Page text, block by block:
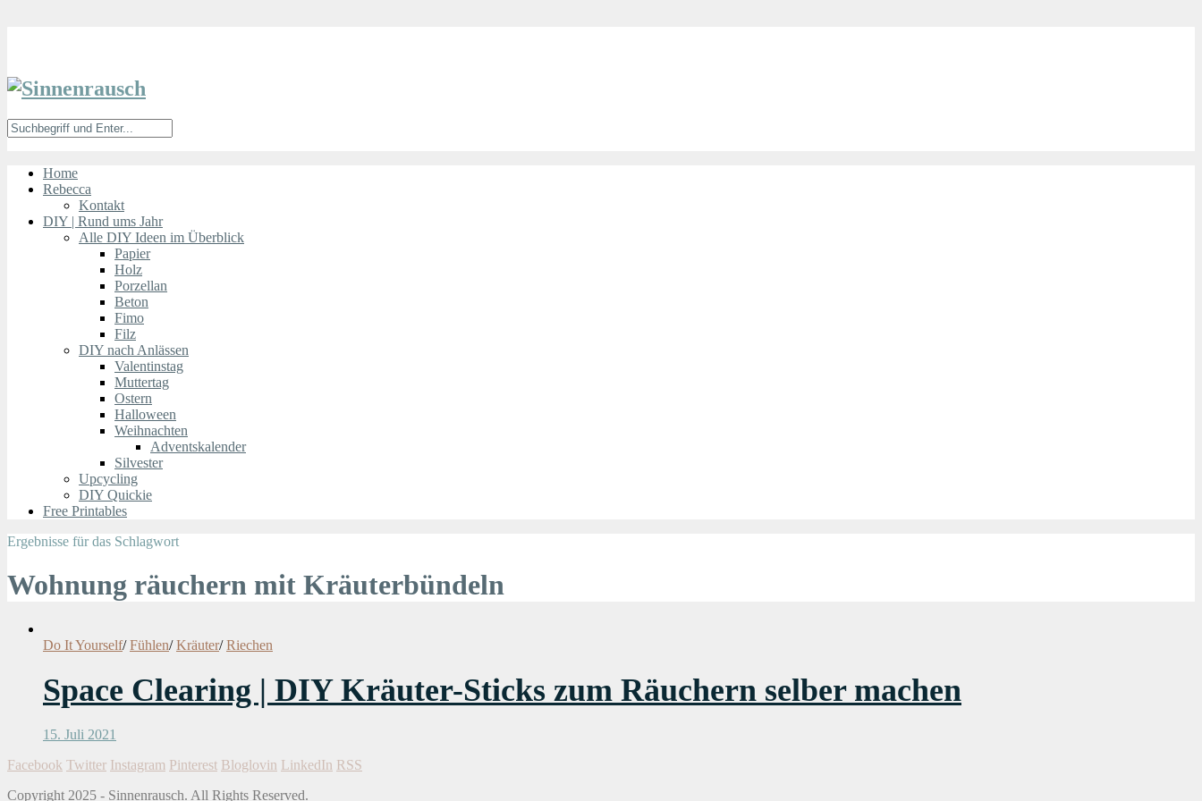
Home
Rebecca
Kontakt
DIY | Rund ums Jahr
Alle DIY Ideen im Überblick
Papier
Holz
Porzellan
Beton
Fimo
Filz
DIY nach Anlässen
Valentinstag
Muttertag
Ostern
Halloween
Weihnachten
Adventskalender
Silvester
Upcycling
DIY Quickie
Free Printables
Ergebnisse für das Schlagwort
Wohnung räuchern mit Kräuterbündeln
Do It Yourself/ Fühlen/ Kräuter/ Riechen
Space Clearing | DIY Kräuter-Sticks zum Räuchern selber machen
15. Juli 2021
Facebook Twitter Instagram Pinterest Bloglovin LinkedIn RSS
Copyright 2025 - Sinnenrausch. All Rights Reserved.